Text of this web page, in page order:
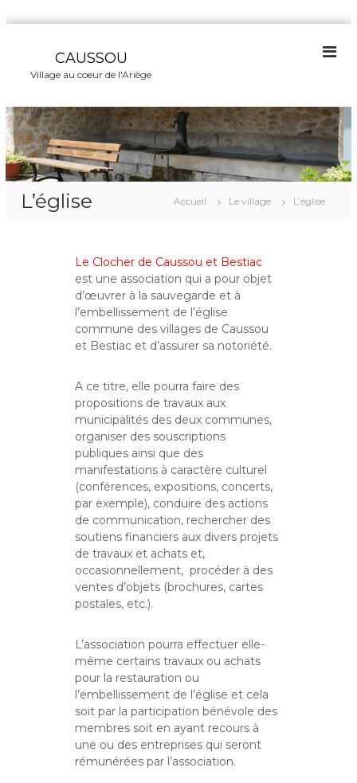
a
u
c
o
n
CAUSSOU
Village au coeur de l'Ariège
L’église Accueil Le village L’église
Le Clocher de Caussou et Bestiac
est une association qui a pour objet
d’œuvrer à la sauvegarde et à
l’embellissement de l’église
commune des villages de Caussou
et Bestiac et d’assurer sa notoriété.
A ce titre, elle pourra faire des
propositions de travaux aux
municipalités des deux communes,
organiser des souscriptions
publiques ainsi que des
manifestations à caractère culturel
(conférences, expositions, concerts,
par exemple), conduire des actions
de communication, rechercher des
soutiens financiers aux divers projets
de travaux et achats et,
occasionnellement, procéder à des
ventes d’objets (brochures, cartes
postales, etc.).
L’association pourra effectuer elle-
même certains travaux ou achats
pour la restauration ou
l’embellissement de l’église et cela
soit par la participation bénévole des
membres soit en ayant recours à
une ou des entreprises qui seront
rémunérées par l’association.